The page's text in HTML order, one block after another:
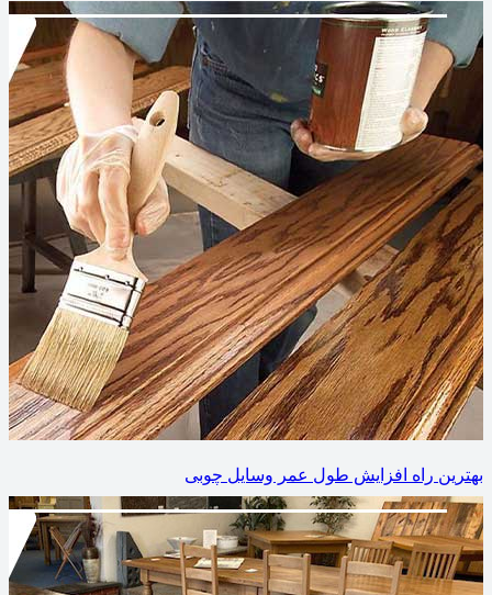
بهترین راه افزایش طول عمر وسایل چوبی